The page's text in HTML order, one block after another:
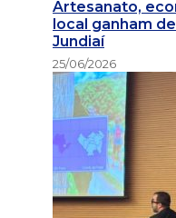
Artesanato,
local ganham
Jundiaí
25/06/2026